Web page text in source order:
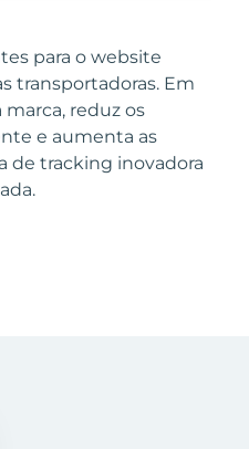
para o website
transportadoras. Em
marca, reduz os
e aumenta as
de tracking inovadora